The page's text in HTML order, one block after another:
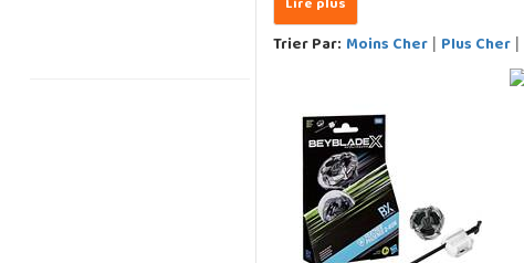
Trier Par: Moins Cher| Plus Cher|